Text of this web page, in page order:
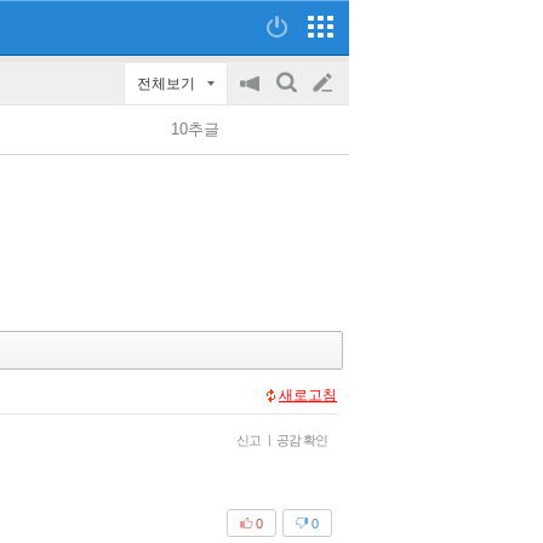
전체보기
공
on/off
검
글
쓰
10추글
새로고침
신고 | 공감 확인
0
0